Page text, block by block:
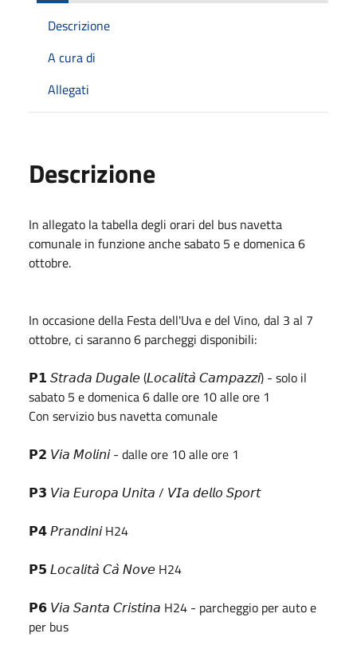
Descrizione
A cura di
Allegati
Descrizione
In allegato la tabella degli orari del bus navetta
comunale in funzione anche sabato 5 e domenica 6
ottobre.
In occasione della Festa dell'Uva e del Vino, dal 3 al 7
ottobre, ci saranno 6 parcheggi disponibili:
𝗣𝟭 𝘚𝘵𝘳𝘢𝘥𝘢 𝘋𝘶𝘨𝘢𝘭𝘦 (𝘓𝘰𝘤𝘢𝘭𝘪𝘵𝘢̀ 𝘊𝘢𝘮𝘱𝘢𝘻𝘻𝘪) - solo il
sabato 5 e domenica 6 dalle ore 10 alle ore 1
Con servizio bus navetta comunale
𝗣𝟮 𝘝𝘪𝘢 𝘔𝘰𝘭𝘪𝘯𝘪 - dalle ore 10 alle ore 1
𝗣𝟯 𝘝𝘪𝘢 𝘌𝘶𝘳𝘰𝘱𝘢 𝘜𝘯𝘪𝘵𝘢 / 𝘝𝘐𝘢 𝘥𝘦𝘭𝘭𝘰 𝘚𝘱𝘰𝘳𝘵
𝗣𝟰 𝘗𝘳𝘢𝘯𝘥𝘪𝘯𝘪 H24
𝗣𝟱 𝘓𝘰𝘤𝘢𝘭𝘪𝘵𝘢̀ 𝘊𝘢̀ 𝘕𝘰𝘷𝘦 H24
𝗣𝟲 𝘝𝘪𝘢 𝘚𝘢𝘯𝘵𝘢 𝘊𝘳𝘪𝘴𝘵𝘪𝘯𝘢 H24 - parcheggio per auto e
per bus